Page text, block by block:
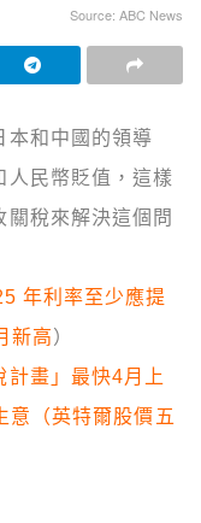
Source: ABC News
本和中國的領導
人民幣貶值，這樣
稅來解決這個問
年利率至少應提
新高）
計畫」最快4月上
意（英特爾股價五